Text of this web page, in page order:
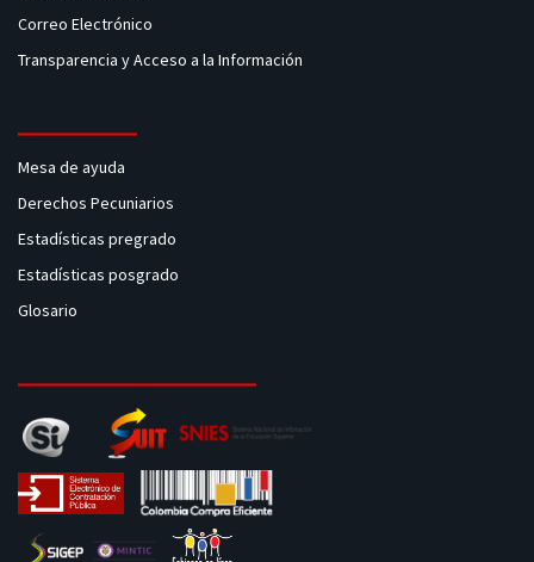
Correo Electrónico
Transparencia y Acceso a la Información
Mesa de ayuda
Derechos Pecuniarios
Estadísticas pregrado
Estadísticas posgrado
Glosario